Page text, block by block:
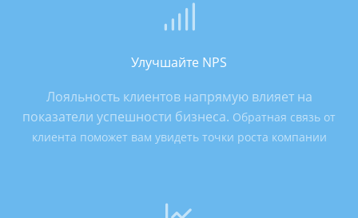
Улучшайте NPS
Лояльность клиентов напрямую влияет на
показатели успешности бизнеса. Обратная связь от
клиента поможет вам увидеть точки роста компании